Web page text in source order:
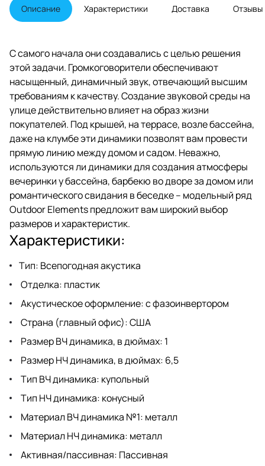
совершенно других
характеристик частотной
такого же естественного
звучания, как и при
воспроизведении звука в
условиях закрытого
пространства, например, в
комнате или домашнем
кинотеатре.
Описание Характеристики Доставка Отзывы
С самого начала они создавались с целью решения
этой задачи. Громкоговорители обеспечивают
насыщенный, динамичный звук, отвечающий высшим
требованиям к качеству. Создание звуковой среды на
улице действительно влияет на образ жизни
покупателей. Под крышей, на террасе, возле бассейна,
даже на клумбе эти динамики позволят вам провести
прямую линию между домом и садом. Неважно,
используются ли динамики для создания атмосферы
вечеринки у бассейна, барбекю во дворе за домом или
романтического свидания в беседке – модельный ряд
Outdoor Elements предложит вам широкий выбор
размеров и характеристик.
Характеристики:
Тип: Всепогодная акустика
Отделка: пластик
Акустическое оформление: с фазоинвертором
Страна (главный офис): США
Размер ВЧ динамика, в дюймах: 1
Размер НЧ динамика, в дюймах: 6,5
Тип ВЧ динамика: купольный
Тип НЧ динамика: конусный
Материал ВЧ динамика №1: металл
Материал НЧ динамика: металл
Активная/пассивная: Пассивная